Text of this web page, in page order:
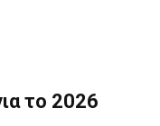
το 2026